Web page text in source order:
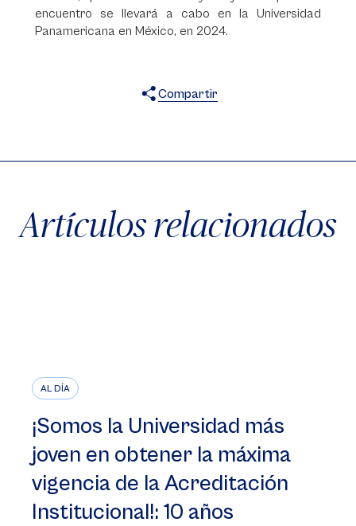
encuentro se llevará a cabo en la Universidad
Panamericana en México, en 2024.
Compartir
Artículos relacionados
AL DÍA
¡Somos la Universidad más
joven en obtener la máxima
vigencia de la Acreditación
Institucional!: 10 años